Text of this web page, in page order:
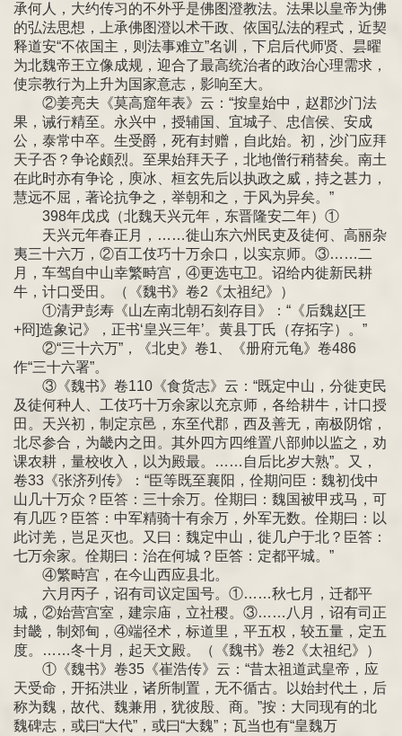
承何人，大约传习的不外乎是佛图澄教法。法果以皇帝为佛
的弘法思想，上承佛图澄以术干政、依国弘法的程式，近契
释道安“不依国主，则法事难立”名训，下启后代师贤、昙曜
为北魏帝王立像成规，迎合了最高统治者的政治心理需求，
使宗教行为上升为国家意志，影响至大。
②姜亮夫《莫高窟年表》云：“按皇始中，赵郡沙门法
果，诫行精至。永兴中，授辅国、宜城子、忠信侯、安成
公，泰常中卒。生受爵，死有封赠，自此始。初，沙门应拜
天子否？争论颇烈。至果始拜天子，北地僧行稍替矣。南土
在此时亦有争论，庾冰、桓玄先后以执政之威，持之甚力，
慧远不屈，著论抗争之，举朝和之，于风为异矣。”
398年戊戌（北魏天兴元年，东晋隆安二年）①
天兴元年春正月，……徙山东六州民吏及徒何、高丽杂
夷三十六万，②百工伎巧十万余口，以实京师。③……二
月，车驾自中山幸繁畤宫，④更选屯卫。诏给内徙新民耕
牛，计口受田。（《魏书》卷2《太祖纪》）
①清尹彭寿《山左南北朝石刻存目》：“《后魏赵[王
+冏]造象记》，正书‘皇兴三年’。黄县丁氏（存拓字）。”
②“三十六万”，《北史》卷1、《册府元龟》卷486
作“三十六署”。
③《魏书》卷110《食货志》云：“既定中山，分徙吏民
及徒何种人、工伎巧十万余家以充京师，各给耕牛，计口授
田。天兴初，制定京邑，东至代郡，西及善无，南极阴馆，
北尽参合，为畿内之田。其外四方四维置八部帅以监之，劝
课农耕，量校收入，以为殿最。……自后比岁大熟”。又，
卷33《张济列传》：“臣等既至襄阳，佺期问臣：魏初伐中
山几十万众？臣答：三十余万。佺期曰：魏国被甲戎马，可
有几匹？臣答：中军精骑十有余万，外军无数。佺期曰：以
此讨羌，岂足灭也。又曰：魏定中山，徙几户于北？臣答：
七万余家。佺期曰：治在何城？臣答：定都平城。”
④繁畤宫，在今山西应县北。
六月丙子，诏有司议定国号。①……秋七月，迁都平
城，②始营宫室，建宗庙，立社稷。③……八月，诏有司正
封畿，制郊甸，④端径术，标道里，平五权，较五量，定五
度。……冬十月，起天文殿。（《魏书》卷2《太祖纪》）
①《魏书》卷35《崔浩传》云：“昔太祖道武皇帝，应
天受命，开拓洪业，诸所制置，无不循古。以始封代土，后
称为魏，故代、魏兼用，犹彼殷、商。”按：大同现有的北
魏碑志，或曰“大代”，或曰“大魏”；瓦当也有“皇魏万